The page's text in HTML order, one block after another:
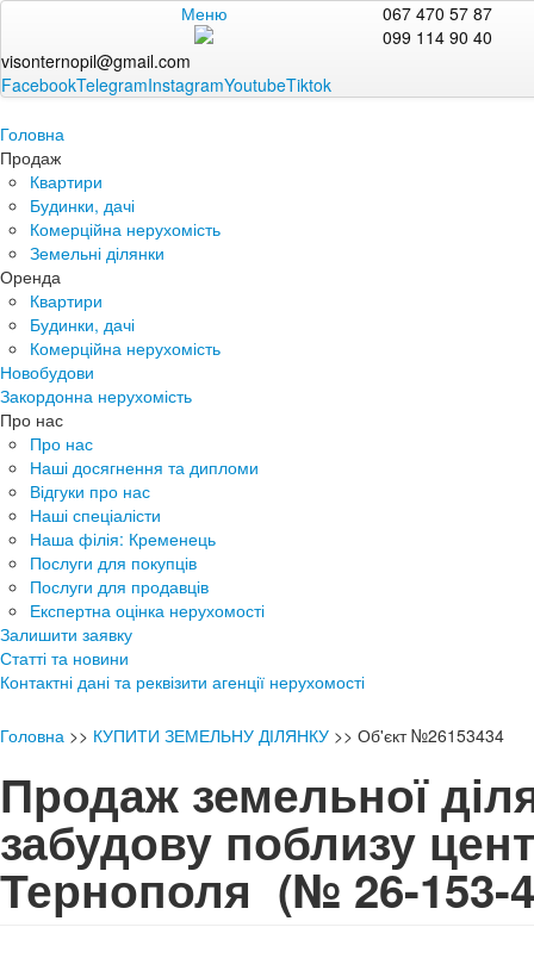
Меню
067 470 57 87
099 114 90 40
visonternopil@gmail.com
FacebookTelegramInstagramYoutubeTiktok
Головна
Продаж
Квартири
Будинки, дачі
Комерційна нерухомість
Земельні ділянки
Оренда
Квартири
Будинки, дачі
Комерційна нерухомість
Новобудови
Закордонна нерухомість
Про нас
Про нас
Наші досягнення та дипломи
Відгуки про нас
Наші спеціалісти
Наша філія: Кременець
Послуги для покупців
Послуги для продавців
Експертна оцінка нерухомості
Залишити заявку
Статті та новини
Контактні дані та реквізити агенції нерухомості
Головна >> КУПИТИ ЗЕМЕЛЬНУ ДІЛЯНКУ >> Об'єкт №26153434
Продаж земельної
забудову поблизу
Тернополя (№ 26-153-